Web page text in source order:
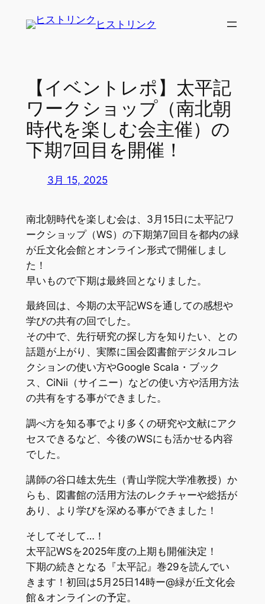
ヒストリンク
【イベントレポ】太平記
ワークショップ（南北朝
時代を楽しむ会主催）の
下期7回目を開催！
3月 15, 2025
南北朝時代を楽しむ会は、3月15日に太平記ワ
ークショップ（WS）の下期第7回目を都内の緑
が丘文化会館とオンライン形式で開催しまし
た！
早いもので下期は最終回となりました。
最終回は、今期の太平記WSを通しての感想や
学びの共有の回でした。
その中で、先行研究の探し方を知りたい、との
話題が上がり、実際に国会図書館デジタルコレ
クションの使い方やGoogle Scala・ブック
ス、CiNii（サイニー）などの使い方や活用方法
の共有をする事ができました。
調べ方を知る事でより多くの研究や文献にアク
セスできるなど、今後のWSにも活かせる内容
でした。
講師の谷口雄太先生（青山学院大学准教授）か
らも、図書館の活用方法のレクチャーや総括が
あり、より学びを深める事ができました！
そしてそして…！
太平記WSを2025年度の上期も開催決定！
下期の続きとなる『太平記』巻29を読んでい
きます！初回は5月25日14時ー@緑が丘文化会
館＆オンラインの予定。